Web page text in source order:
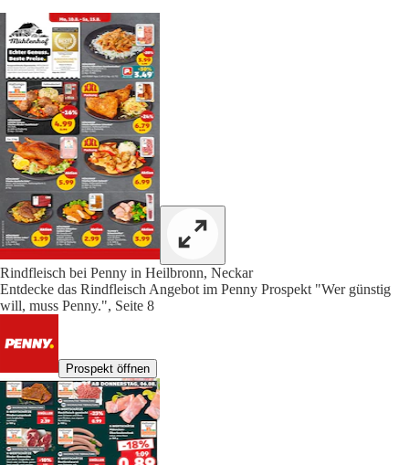
Rindfleisch bei Penny in Heilbronn, Neckar
Entdecke das Rindfleisch Angebot im Penny Prospekt "Wer günstig
will, muss Penny.", Seite 8
Prospekt öffnen